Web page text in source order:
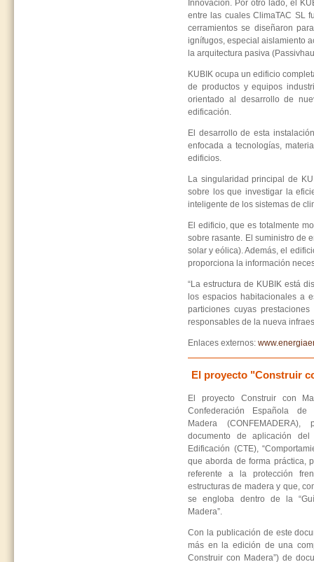
Innovación. Por otro lado, el
entre las cuales ClimaTAC SL
cerramientos se diseñaron
ignífugos, especial aislamiento
la arquitectura pasiva
KUBIK ocupa un edificio
de productos y equipos
orientado al desarrollo de
edificación.
El desarrollo de esta
enfocada a tecnologías,
edificios.
La singularidad principal de
sobre los que investigar la
inteligente de los sistemas de
El edificio, que es totalmente
sobre rasante. El suministro de
solar y eólica). Además, el
proporciona la información
“La estructura de KUBIK está
los espacios habitacionales a
particiones cuyas
responsables de la nueva
Enlaces externos:
El proyecto "Construir
El proyecto Construir con
Confederación Española
Madera
documento de aplicación
Edificación (CTE),
que aborda de forma práctica,
referente a la protección
estructuras de madera y que,
se engloba dentro de la
Madera”.
Con la publicación de este
más en la edición de una
Construir con Madera”) de